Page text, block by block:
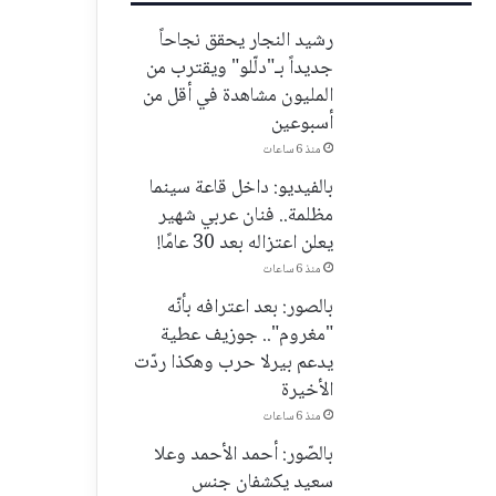
رشيد النجار يحقق نجاحاً
جديداً بـ"دلّلو" ويقترب من
المليون مشاهدة في أقل من
أسبوعين
منذ 6 ساعات
بالفيديو: داخل قاعة سينما
مظلمة.. فنان عربي شهير
يعلن اعتزاله بعد 30 عامًا!
منذ 6 ساعات
بالصور: بعد اعترافه بأنّه
"مغروم".. جوزيف عطية
يدعم بيرلا حرب وهكذا ردّت
الأخيرة
منذ 6 ساعات
بالصّور: أحمد الأحمد وعلا
سعيد يكشفان جنس